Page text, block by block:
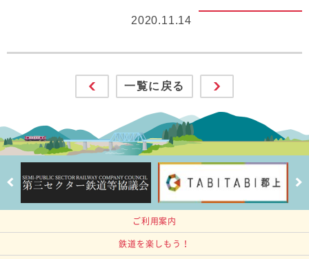
2020.11.14
一覧に戻る
ご利用案内
鉄道を楽しもう！